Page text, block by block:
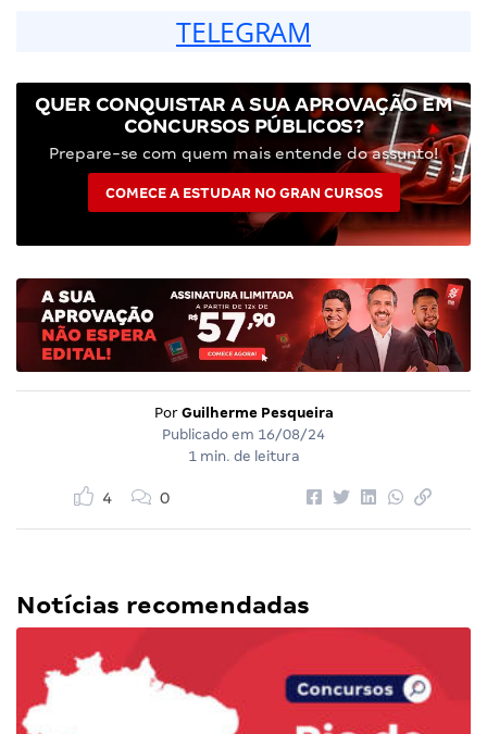
TELEGRAM
QUER CONQUISTAR A SUA APROVAÇÃO EM
CONCURSOS PÚBLICOS?
Prepare-se com quem mais entende do assunto!
COMECE A ESTUDAR NO GRAN CURSOS
Por Guilherme Pesqueira
Publicado em 16/08/24
1 min. de leitura
4 0
Notícias recomendadas